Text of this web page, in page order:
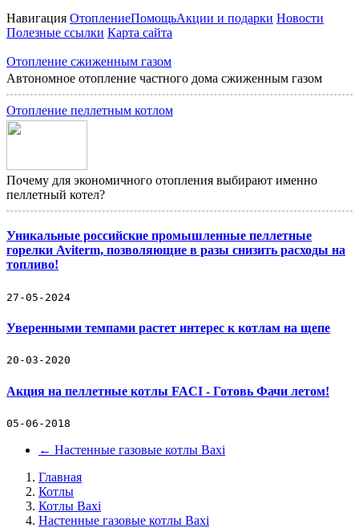
Навигация ОтоплениеПомощьАкции и подарки Новости
Полезные ссылки Карта сайта
Отопление сжиженным газом
Автономное отопление частного дома сжиженным газом
Отопление пеллетным котлом
Почему для экономичного отопления выбирают именно
пеллетный котел?
Уникальные российские промышленные пеллетные
горелки Aviterm, позволяющие в разы снизить расходы на
топливо!
27-05-2024
Уверенными темпами растет интерес к котлам на щепе
20-03-2020
Акция на пеллетные котлы FACI - Готовь Фачи летом!
05-06-2018
← Настенные газовые котлы Baxi
Главная
Котлы
Котлы Baxi
Настенные газовые котлы Baxi